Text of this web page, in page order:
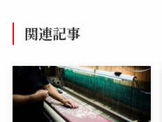
関連記事